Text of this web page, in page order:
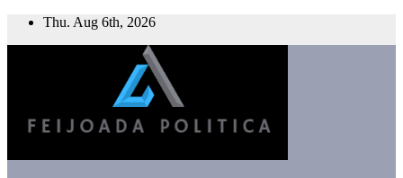
Skip
Thu. Aug 6th, 2026